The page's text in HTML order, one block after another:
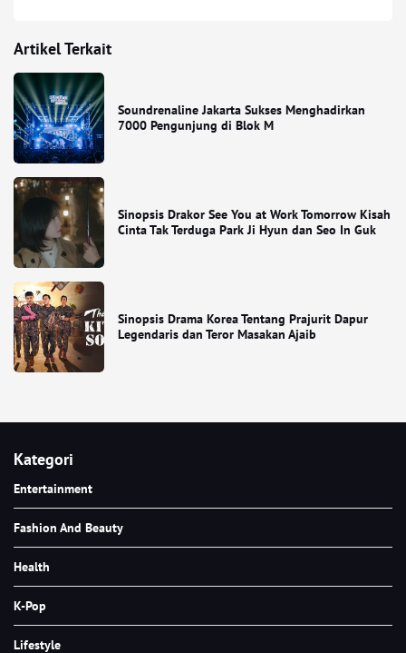
Artikel Terkait
Soundrenaline Jakarta Sukses Menghadirkan
7000 Pengunjung di Blok M
Sinopsis Drakor See You at Work Tomorrow Kisah
Cinta Tak Terduga Park Ji Hyun dan Seo In Guk
Sinopsis Drama Korea Tentang Prajurit Dapur
Legendaris dan Teror Masakan Ajaib
Kategori
Entertainment
Fashion And Beauty
Health
K-Pop
Lifestyle